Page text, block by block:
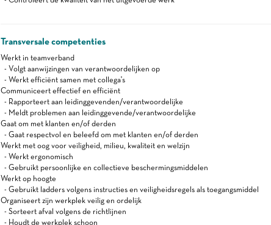
Transversale competenties
Werkt in teamverband
- Volgt aanwijzingen van verantwoordelijken op
- Werkt efficiënt samen met collega's
Communiceert effectief en efficiënt
- Rapporteert aan leidinggevenden/verantwoordelijke
- Meldt problemen aan leidinggevende/verantwoordelijke
Gaat om met klanten en/of derden
- Gaat respectvol en beleefd om met klanten en/of derden
Werkt met oog voor veiligheid, milieu, kwaliteit en welzijn
- Werkt ergonomisch
- Gebruikt persoonlijke en collectieve beschermingsmiddelen
Werkt op hoogte
- Gebruikt ladders volgens instructies en veiligheidsregels als toegangsmiddel
Organiseert zijn werkplek veilig en ordelijk
- Sorteert afval volgens de richtlijnen
- Houdt de werkplek schoon